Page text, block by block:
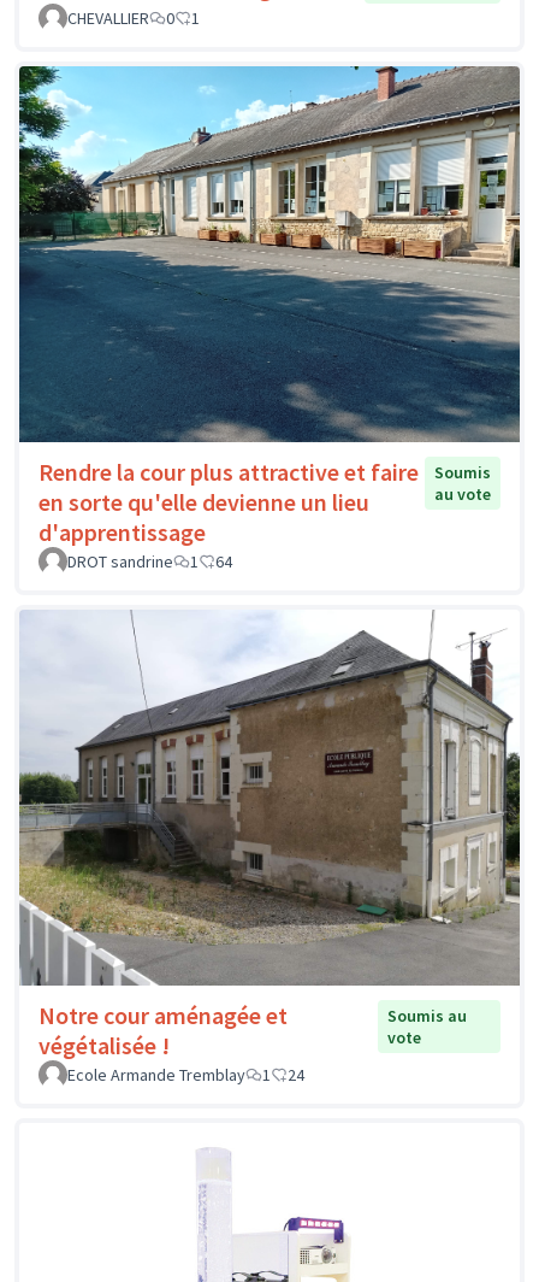
CHEVALLIER
0 1
Rendre la cour plus attractive et faire
en sorte qu'elle devienne un lieu
d'apprentissage
Soumis
au vote
DROT sandrine 1 64
Notre cour aménagée et
végétalisée !
Soumis au
vote
Ecole Armande Tremblay
1 24